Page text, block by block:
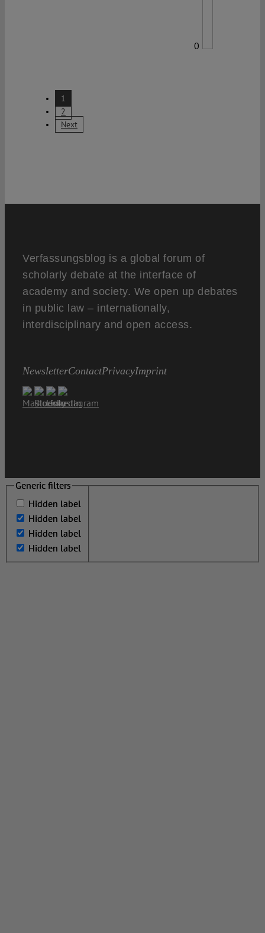
0
1
2
Next
Verfassungsblog is a global forum of
scholarly debate at the interface of
academy and society. We open up debates
in public law – internationally,
interdisciplinary and open access.
NewsletterContactPrivacyImprint
Generic filters
Hidden label
Hidden label
Hidden label
Hidden label
Generic filters
Hidden label
Hidden label
Hidden label
Hidden label